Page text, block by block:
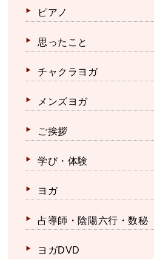
ピアノ
思ったこと
チャクラヨガ
メンズヨガ
ご挨拶
学び・体験
ヨガ
占導師・陰陽六行・数秘
ヨガDVD